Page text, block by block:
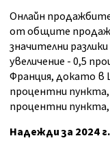
Онлайн
от общите
значителни
увеличение - 0,5
Франция, докато в
процентни
процентни
Надежди за 2024 г.